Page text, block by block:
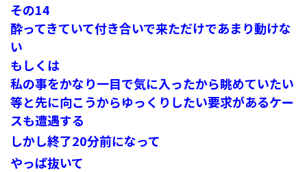
その14
酔ってきていて付き合いで来ただけであまり動けな
い
もしくは
私の事をかなり一目で気に入ったから眺めていたい
等と先に向こうからゆっくりしたい要求があるケー
スも遭遇する
しかし終了20分前になって
やっぱ抜いて